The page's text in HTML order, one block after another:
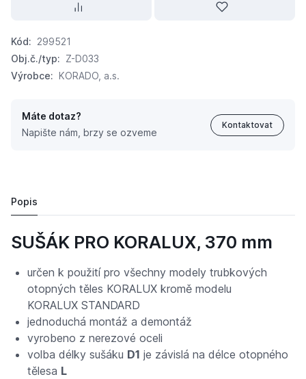
Kód: 299521
Obj.č./typ: Z-D033
Výrobce: KORADO, a.s.
Máte dotaz?
Napište nám, brzy se ozveme
Kontaktovat
Popis
SUŠÁK PRO KORALUX, 370 mm
určen k použití pro všechny modely trubkových
otopných těles KORALUX kromě modelu
KORALUX STANDARD
jednoduchá montáž a demontáž
vyrobeno z nerezové oceli
volba délky sušáku D1 je závislá na délce otopného
tělesa L